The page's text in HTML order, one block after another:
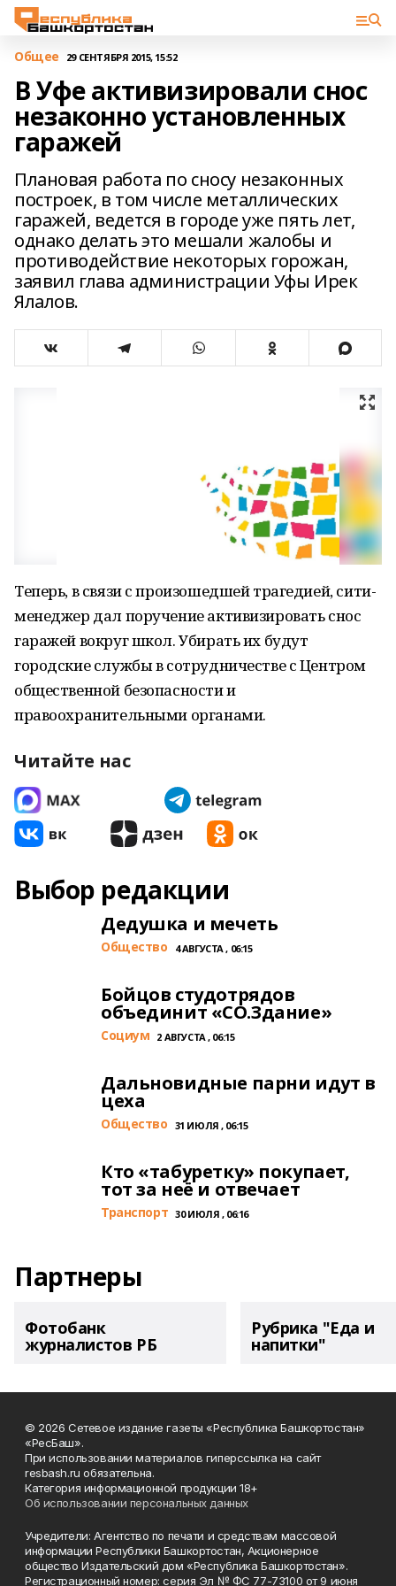
Общее 29 СЕНТЯБРЯ 2015, 15:52
В Уфе активизировали снос
незаконно установленных
гаражей
Плановая работа по сносу незаконных
построек, в том числе металлических
гаражей, ведется в городе уже пять лет,
однако делать это мешали жалобы и
противодействие некоторых горожан,
заявил глава администрации Уфы Ирек
Ялалов.
Теперь, в связи с произошедшей трагедией, сити-
менеджер дал поручение активизировать снос
гаражей вокруг школ. Убирать их будут
городские службы в сотрудничестве с Центром
общественной безопасности и
правоохранительными органами.
Читайте нас
Выбор редакции
Дедушка и мечеть
Общество 4 АВГУСТА , 06:15
Бойцов студотрядов
объединит «СО.Здание»
Cоциум 2 АВГУСТА , 06:15
Дальновидные парни идут в
цеха
Общество 31 ИЮЛЯ , 06:15
Кто «табуретку» покупает,
тот за неё и отвечает
Транспорт 30 ИЮЛЯ , 06:16
Партнеры
Фотобанк
журналистов РБ
Рубрика "Еда и
напитки"
© 2026 Сетевое издание газеты «Республика Башкортостан»
«РесБаш».
При использовании материалов гиперссылка на сайт
resbash.ru обязательна.
Категория информационной продукции 18+
Об использовании персональных данных
Учредители: Агентство по печати и средствам массовой
информации Республики Башкортостан, Акционерное
общество Издательский дом «Республика Башкортостан».
Регистрационный номер: серия Эл № ФС 77-73100 от 9 июня